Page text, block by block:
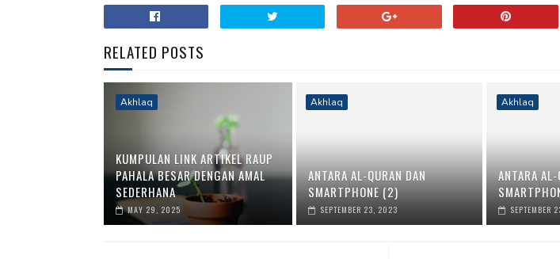
RELATED POSTS
Akhlaq
KUMPULAN LINK ARTIKEL RAUP
PAHALA BESAR DENGAN AMAL
SEDERHANA
MAY 29, 2025
Akhlaq
ANTARA AL-QURAN DAN
SMARTPHONE (2)
SEPTEMBER 23, 2023
Akhlaq
ANTARA
SEPTEMBER